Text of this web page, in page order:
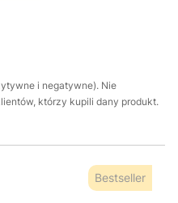
i negatywne). Nie
którzy kupili dany produkt.
Bestseller